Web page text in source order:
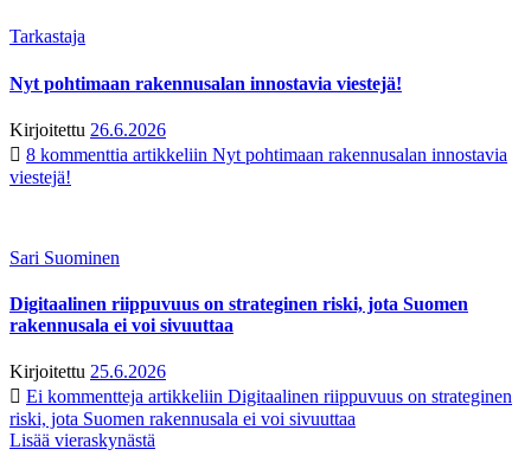
Tarkastaja
Nyt pohtimaan rakennusalan innostavia viestejä!
Kirjoitettu 26.6.2026
8 kommenttia artikkeliin Nyt pohtimaan rakennusalan innostavia
viestejä!
Sari Suominen
Digitaalinen riippuvuus on strateginen riski, jota Suomen
rakennusala ei voi sivuuttaa
Kirjoitettu 25.6.2026
Ei kommentteja artikkeliin Digitaalinen riippuvuus on strateginen
riski, jota Suomen rakennusala ei voi sivuuttaa
Lisää vieraskynästä